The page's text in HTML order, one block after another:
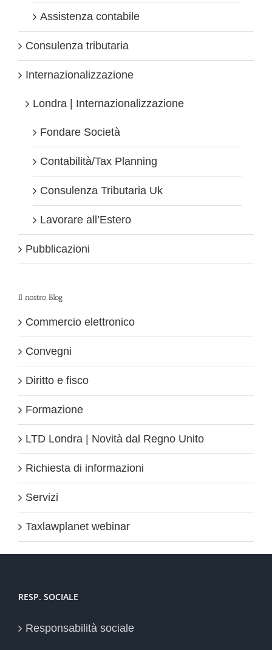
Assistenza contabile
Consulenza tributaria
Internazionalizzazione
Londra | Internazionalizzazione
Fondare Società
Contabilità/Tax Planning
Consulenza Tributaria Uk
Lavorare all’Estero
Pubblicazioni
Il nostro Blog
Commercio elettronico
Convegni
Diritto e fisco
Formazione
LTD Londra | Novità dal Regno Unito
Richiesta di informazioni
Servizi
Taxlawplanet webinar
RESP. SOCIALE
Responsabilità sociale